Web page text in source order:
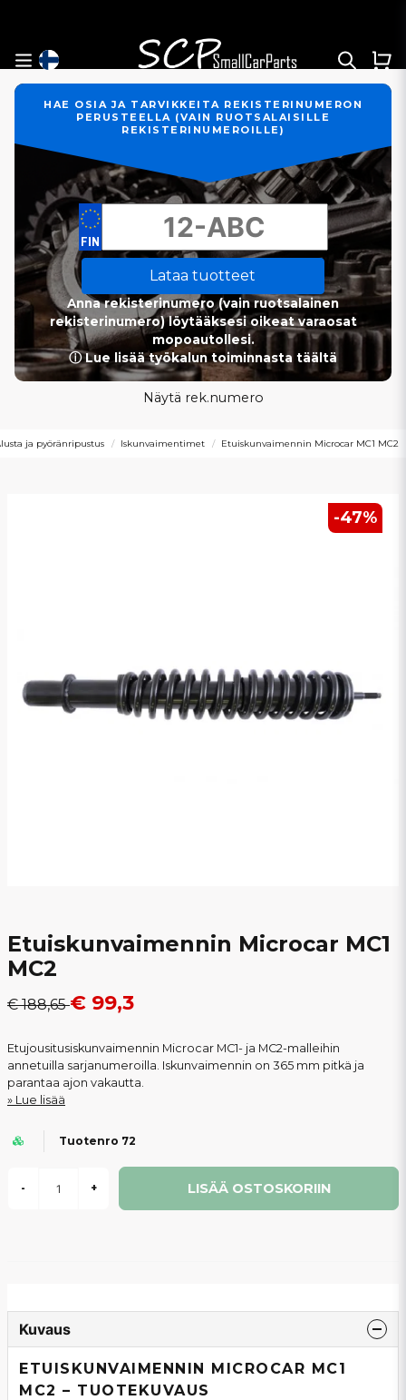
HAE OSIA JA TARVIKKEITA REKISTERINUMERON
PERUSTEELLA (VAIN RUOTSALAISILLE
REKISTERINUMEROILLE)
Lataa tuotteet
Anna rekisterinumero (vain ruotsalainen
rekisterinumero) löytääksesi oikeat varaosat
mopoautollesi.
ⓘ Lue lisää työkalun toiminnasta täältä
Näytä rek.numero
ja pyöränripustus Iskunvaimentimet Etuiskunvaimennin Microcar MC1 MC2
-47%
Etuiskunvaimennin Microcar MC1
MC2
€ 188,65€ 99,3
Etujousitusiskunvaimennin Microcar MC1- ja MC2-malleihin
annetuilla sarjanumeroilla. Iskunvaimennin on 365 mm pitkä ja
parantaa ajon vakautta.
Lue lisää
Tuotenro 72
- + LISÄÄ OSTOSKORIIN
Kuvaus
ETUISKUNVAIMENNIN MICROCAR MC1
MC2 – TUOTEKUVAUS